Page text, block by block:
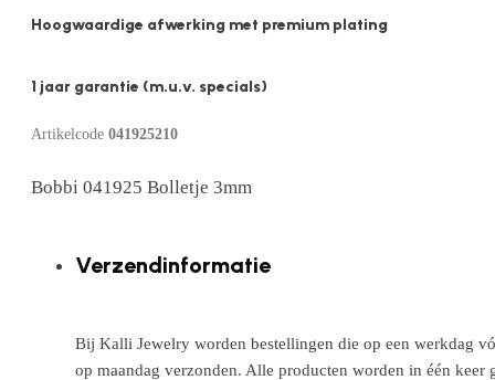
Hoogwaardige afwerking met premium plating
1 jaar garantie (m.u.v. specials)
Artikelcode 041925210
Bobbi 041925 Bolletje 3mm
Verzendinformatie
Bij Kalli Jewelry worden bestellingen die op een werkdag
op maandag verzonden. Alle producten worden in één